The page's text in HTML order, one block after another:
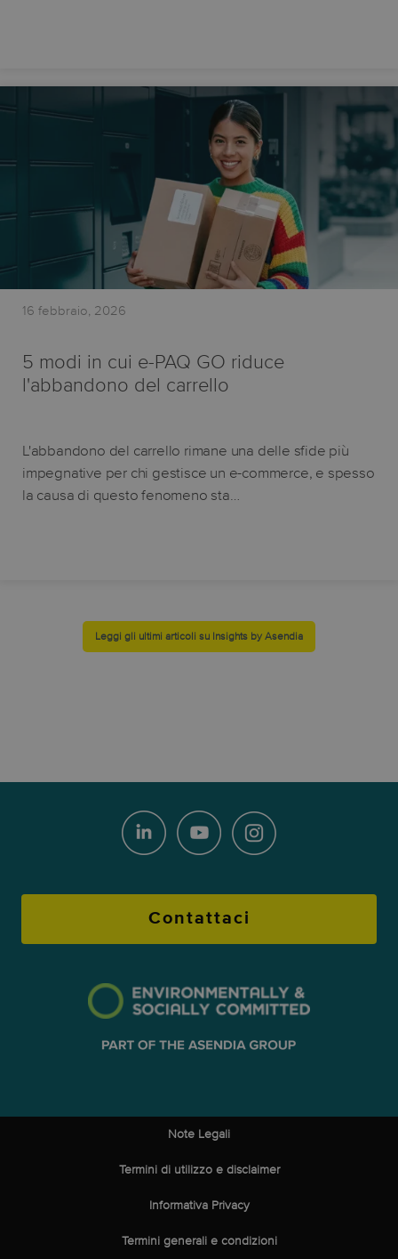
16 febbraio, 2026
5 modi in cui e-PAQ GO riduce
l'abbandono del carrello
L'abbandono del carrello rimane una delle sfide più
impegnative per chi gestisce un e-commerce, e spesso
la causa di questo fenomeno sta…
Leggi gli ultimi articoli su Insights by Asendia
Contattaci
Note Legali
Termini di utilizzo e disclaimer
Informativa Privacy
Termini generali e condizioni